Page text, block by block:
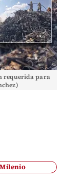
requerida para